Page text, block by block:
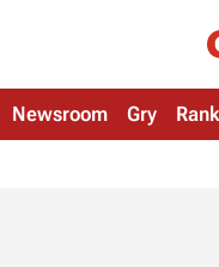
Newsroom Gry